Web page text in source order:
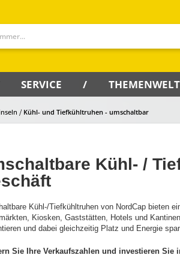
SERVICE
Kühl- und Tiefkühltruhen - umschaltbar
Kühl- /
Kühl-/Tiefkühltruhen von NordCap bieten
Kiosken, Gaststätten, Hotels und
und dabei gleichzeitig Platz und Energie
Sie Ihre Verkaufszahlen und investieren